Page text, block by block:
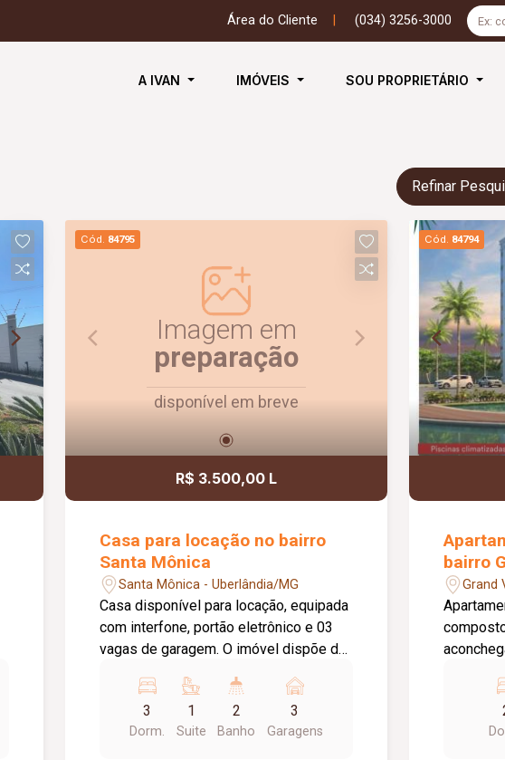
Área do Cliente (034) 3256-3000
A IVAN IMÓVEIS SOU PROPRIETÁRIO
Refinar
Cód. 84795
Imagem em
preparação
disponível em breve
R$ 3.500,00 L
Casa para locação no bairro
Santa Mônica
Santa Mônica - Uberlândia/MG
Casa disponível para locação, equipada
com interfone, portão eletrônico e 03
vagas de garagem. O imóvel dispõe de
03 quartos, sendo 02 com armários
embutidos e 01 suíte com box em
blindex e espelho, além de banheiro
3
Dorm.
1
Suite
2
Banho
3
Garagens
Cód. 84794
bairro
Grand
social e
edifício